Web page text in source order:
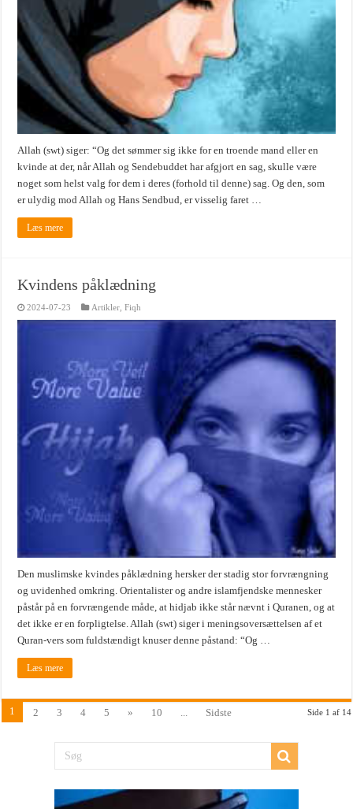
Allah (swt) siger: “Og det sømmer sig ikke for en troende mand eller en
kvinde at der, når Allah og Sendebuddet har afgjort en sag, skulle være
noget som helst valg for dem i deres (forhold til denne) sag. Og den, som
er ulydig mod Allah og Hans Sendbud, er visselig faret …
Læs mere
Kvindens påklædning
2024-07-23 Artikler ,Fiqh
Den muslimske kvindes påklædning hersker der stadig stor forvrængning
og uvidenhed omkring. Orientalister og andre islamfjendske mennesker
påstår på en forvrængende måde, at hidjab ikke står nævnt i Quranen, og at
det ikke er en forpligtelse. Allah (swt) siger i meningsoversættelsen af et
Quran-vers som fuldstændigt knuser denne påstand: “Og …
Læs mere
Side 1 af 14
1 2 3 4 5 » 10 ... Sidste